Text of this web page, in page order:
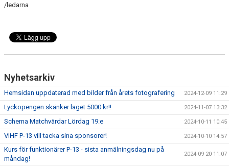
/ledarna
Nyhetsarkiv
Hemsidan uppdaterad med bilder från årets fotografering 2024-12-09 11:29
Lyckopengen skänker laget 5000 kr!! 2024-11-07 13:32
Schema Matchvärdar Lördag 19:e 2024-10-11 10:45
VIHF P-13 vill tacka sina sponsorer! 2024-10-10 14:57
Kurs för funktionärer P-13 - sista anmälningsdag nu på
måndag!
2024-09-20 11:07